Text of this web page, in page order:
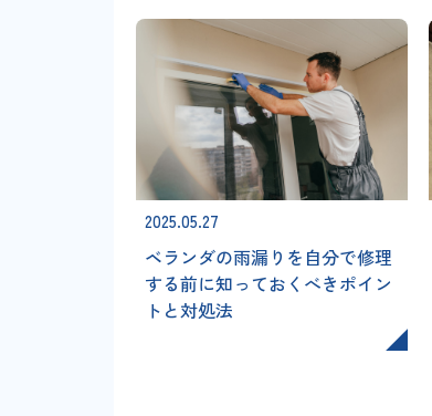
2025.05.27
ベランダの雨漏りを自分で修理
する前に知っておくべきポイン
トと対処法